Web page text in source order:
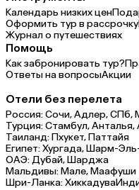
Календарь низких цен
Оформить тур в рассрочку
Журнал о путешествиях
Помощь
Как забронировать тур?
Ответы на вопросыАкции
Отели без перелета
Россия:Сочи,Адлер,СПб,
Турция:Стамбул,Анталья,
Таиланд:Пхукет,Паттайя
Египет:Хургада,Шарм-
ОАЭ:Дубай,Шарджа
Мальдивы:Мале,Маафуши
Шри-Ланка:Хиккадува